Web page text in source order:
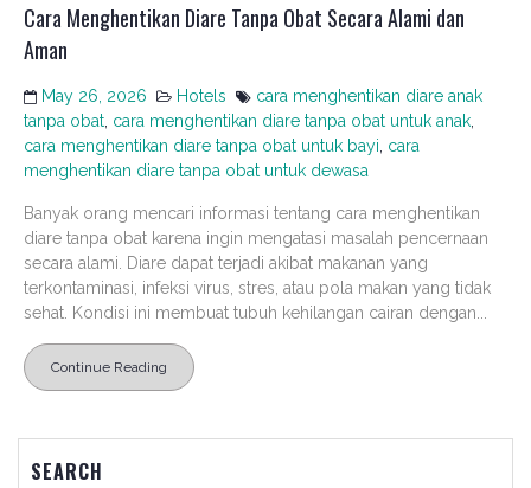
Cara Menghentikan Diare Tanpa Obat Secara Alami dan
Aman
May 26, 2026 Hotels
cara menghentikan diare anak
tanpa obat cara menghentikan diare tanpa obat untuk anak
cara menghentikan diare tanpa obat untuk bayi cara
menghentikan diare tanpa obat untuk dewasa
Banyak orang mencari informasi tentang cara menghentikan
diare tanpa obat karena ingin mengatasi masalah pencernaan
secara alami. Diare dapat terjadi akibat makanan yang
terkontaminasi, infeksi virus, stres, atau pola makan yang tidak
sehat. Kondisi ini membuat tubuh kehilangan cairan dengan...
Continue Reading
SEARCH